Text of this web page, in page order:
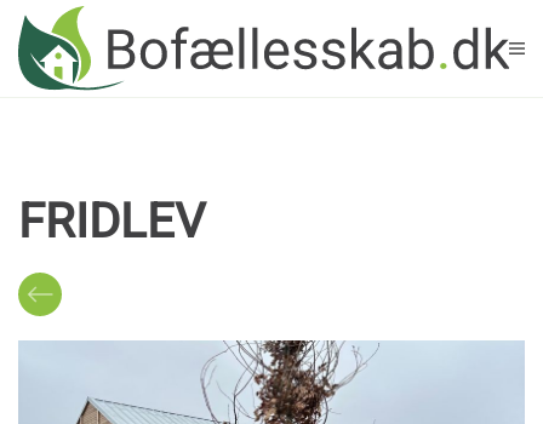
Skip to main content
FRIDLEV